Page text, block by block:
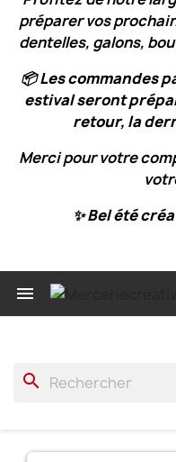
préparer vos
dentelles, galons,
📦Les commandes
estival seront
retour, la
Merci pour votre
✨Bel été

search